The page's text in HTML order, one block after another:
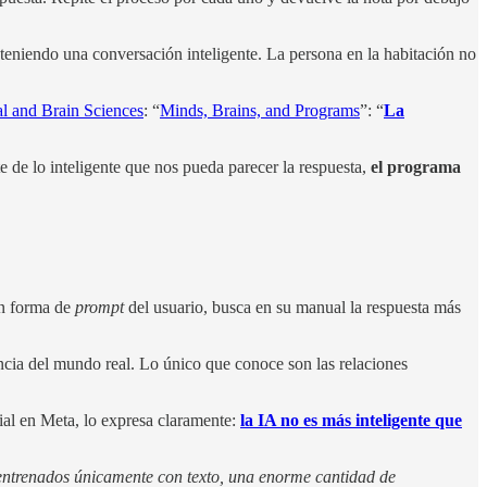
una conversación inteligente. La persona en la habitación no
and Brain Sciences: “Minds, Brains, and Programs”: “La
lo inteligente que nos pueda parecer la respuesta, el programa
forma de promptdel usuario, busca en su manual la respuesta más
del mundo real. Lo único que conoce son las relaciones
en Meta, lo expresa claramente: la IA no es más inteligente que
únicamente con texto, una enorme cantidad de